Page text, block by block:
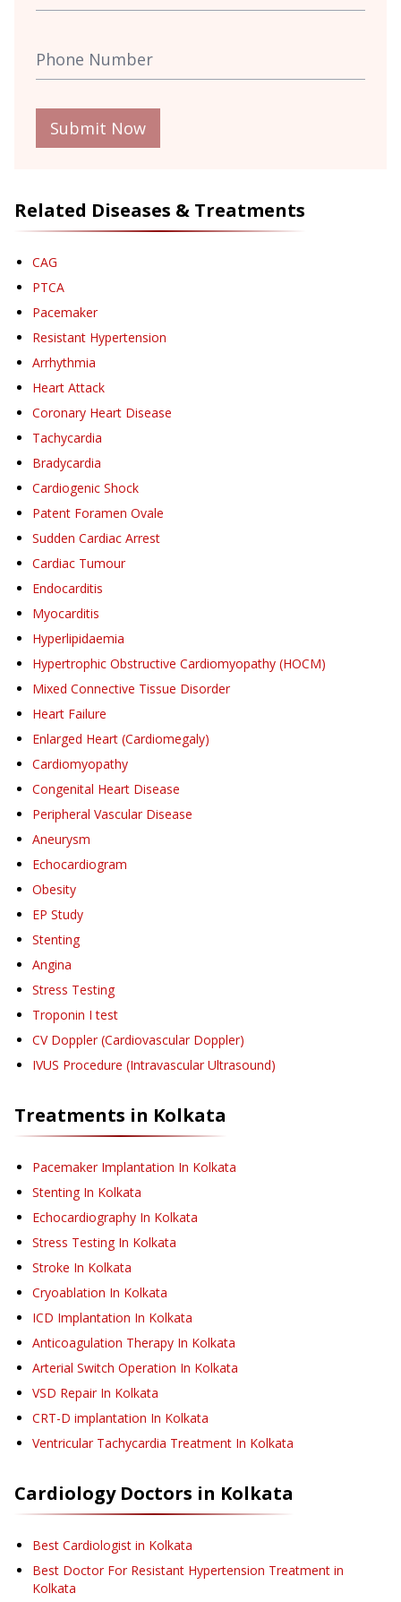
Submit Now
Related Diseases & Treatments
CAG
PTCA
Pacemaker
Resistant Hypertension
Arrhythmia
Heart Attack
Coronary Heart Disease
Tachycardia
Bradycardia
Cardiogenic Shock
Patent Foramen Ovale
Sudden Cardiac Arrest
Cardiac Tumour
Endocarditis
Myocarditis
Hyperlipidaemia
Hypertrophic Obstructive Cardiomyopathy (HOCM)
Mixed Connective Tissue Disorder
Heart Failure
Enlarged Heart (Cardiomegaly)
Cardiomyopathy
Congenital Heart Disease
Peripheral Vascular Disease
Aneurysm
Echocardiogram
Obesity
EP Study
Stenting
Angina
Stress Testing
Troponin I test
CV Doppler (Cardiovascular Doppler)
IVUS Procedure (Intravascular Ultrasound)
Treatments in Kolkata
Pacemaker Implantation In Kolkata
Stenting In Kolkata
Echocardiography In Kolkata
Stress Testing In Kolkata
Stroke In Kolkata
Cryoablation In Kolkata
ICD Implantation In Kolkata
Anticoagulation Therapy In Kolkata
Arterial Switch Operation In Kolkata
VSD Repair In Kolkata
CRT-D implantation In Kolkata
Ventricular Tachycardia Treatment In Kolkata
CardiologyDoctors in Kolkata
Best Cardiologist in Kolkata
Best Doctor For Resistant Hypertension Treatment in
Kolkata